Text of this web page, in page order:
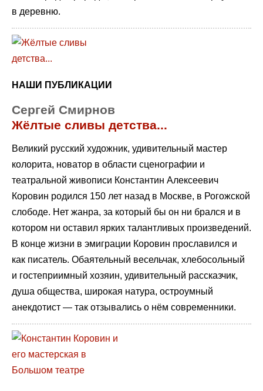
в деревню.
НАШИ ПУБЛИКАЦИИ
Сергей Смирнов
Жёлтые сливы детства...
Великий русский художник, удивительный мастер
колорита, новатор в области сценографии и
театральной живописи Константин Алексеевич
Коровин родился 150 лет назад в Москве, в Рогожской
слободе. Нет жанра, за который бы он ни брался и в
котором ни оставил ярких талантливых произведений.
В конце жизни в эмиграции Коровин прославился и
как писатель. Обаятельный весельчак, хлебосольный
и гостеприимный хозяин, удивительный рассказчик,
душа общества, широкая натура, остроумный
анекдотист — так отзывались о нём современники.